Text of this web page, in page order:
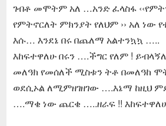
ገብቶ መሞትም አለ …አንድ ፈላስፋ
የምትኖርለት ምክንያት የለህም ›› አለ ነው
እሱ… እንደኔ በሩ በጨለማ አልተንኳኳ …..
እከፍተዋለሁ በሩን ….ችግር የለም !
መለዓክ የመሰለች ሚስቱን ትቶ በመለዓከ
ወደሲኦል ለሚምዘገዘገው ….እኔማ ከዚህ
….ማቄ ነው ጨርቄ …..ዘራፍ !!